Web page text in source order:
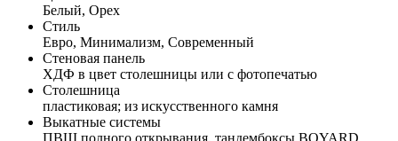
Белый, Орех
Стиль
Евро, Минимализм, Современный
Стеновая панель
ХДФ в цвет столешницы или с фотопечатью
Столешница
пластиковая; из искусственного камня
Выкатные системы
ПВШ полного открывания, тандембоксы BOYARD